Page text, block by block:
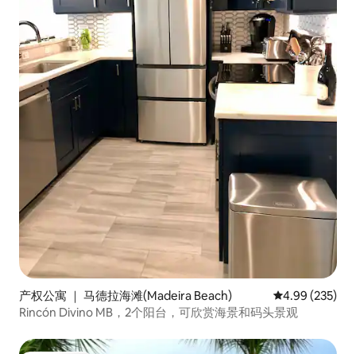
产权公寓 ｜ 马德拉海滩(Madeira Beach) 平均评分 4.99
4.99 (235)
Rincón Divino MB，2个阳台，可欣赏海景和码头景观